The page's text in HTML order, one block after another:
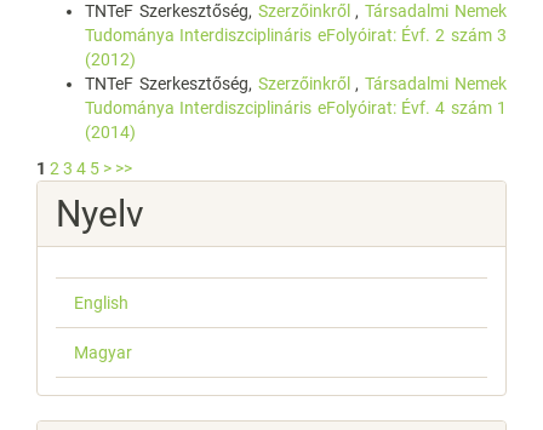
TNTeF Szerkesztőség, Szerzőinkről ,Társadalmi Nemek
Tudománya Interdiszciplináris eFolyóirat: Évf. 2 szám 3
(2012)
TNTeF Szerkesztőség, Szerzőinkről ,Társadalmi Nemek
Tudománya Interdiszciplináris eFolyóirat: Évf. 4 szám 1
(2014)
1 2 3 4 5 > >>
Nyelv
English
Magyar